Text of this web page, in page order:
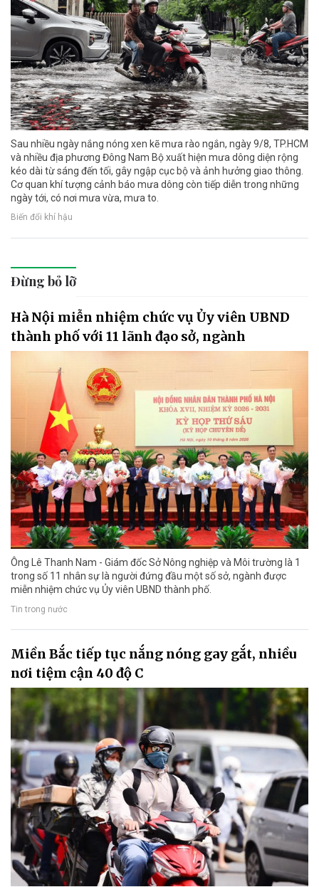
Sau nhiều ngày nắng nóng xen kẽ mưa rào ngắn, ngày 9/8, TP.HCM
và nhiều địa phương Đông Nam Bộ xuất hiện mưa dông diện rộng
kéo dài từ sáng đến tối, gây ngập cục bộ và ảnh hưởng giao thông.
Cơ quan khí tượng cảnh báo mưa dông còn tiếp diễn trong những
ngày tới, có nơi mưa vừa, mưa to.
Biến đổi khí hậu
Đừng bỏ lỡ
Hà Nội miễn nhiệm chức vụ Ủy viên UBND
thành phố với 11 lãnh đạo sở, ngành
Ông Lê Thanh Nam - Giám đốc Sở Nông nghiệp và Môi trường là 1
trong số 11 nhân sự là người đứng đầu một số sở, ngành được
miễn nhiệm chức vụ Ủy viên UBND thành phố.
Tin trong nước
Miền Bắc tiếp tục nắng nóng gay gắt, nhiều
nơi tiệm cận 40 độ C